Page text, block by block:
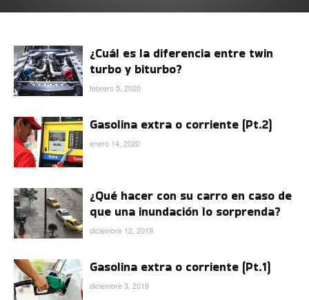
¿Cuál es la diferencia entre twin
turbo y biturbo?
febrero 5, 2020
Gasolina extra o corriente (Pt.2)
enero 14, 2020
¿Qué hacer con su carro en caso de
que una inundación lo sorprenda?
diciembre 12, 2019
Gasolina extra o corriente (Pt.1)
diciembre 3, 2019